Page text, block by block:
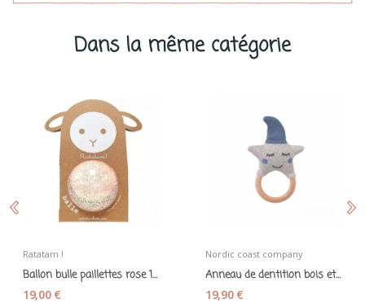
Dans la même catégorie
Ratatam !
Ballon bulle paillettes rose 10 cm – Ratatam
19,00 €
Nordic coast company
Anneau de dentition bois et coton avec hochet...
19,90 €